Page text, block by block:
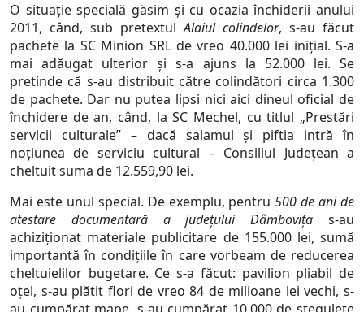
O situație specială găsim și cu ocazia închiderii anului
2011, când, sub pretextulAlaiul colindelor, s-au făcut
pachete la SC Minion SRL de vreo 40.000 lei inițial. S-a
mai adăugat ulterior și s-a ajuns la 52.000 lei. Se
pretinde că s-au distribuit către colindători circa 1.300
de pachete. Dar nu putea lipsi nici aici dineul oficial de
închidere de an, când, la SC Mechel, cu titlul „Prestări
servicii culturale” – dacă salamul și piftia intră în
noțiunea de serviciu cultural – Consiliul Județean a
cheltuit suma de 12.559,90 lei.
Mai este unul special. De exemplu, pentru500 de ani de
atestare documentară a județului Dâmbovița s-au
achiziționat materiale publicitare de 155.000 lei, sumă
importantă în condițiile în care vorbeam de reducerea
cheltuielilor bugetare. Ce s-a făcut: pavilion pliabil de
oțel, s-au plătit flori de vreo 84 de milioane lei vechi, s-